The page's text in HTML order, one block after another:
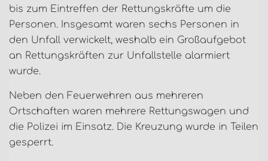
bis zum Eintreffen der Rettungskräfte um die
Personen. Insgesamt waren sechs Personen in
den Unfall verwickelt, weshalb ein Großaufgebot
an Rettungskräften zur Unfallstelle alarmiert
wurde.
Neben den Feuerwehren aus mehreren
Ortschaften waren mehrere Rettungswagen und
die Polizei im Einsatz. Die Kreuzung wurde in Teilen
gesperrt.